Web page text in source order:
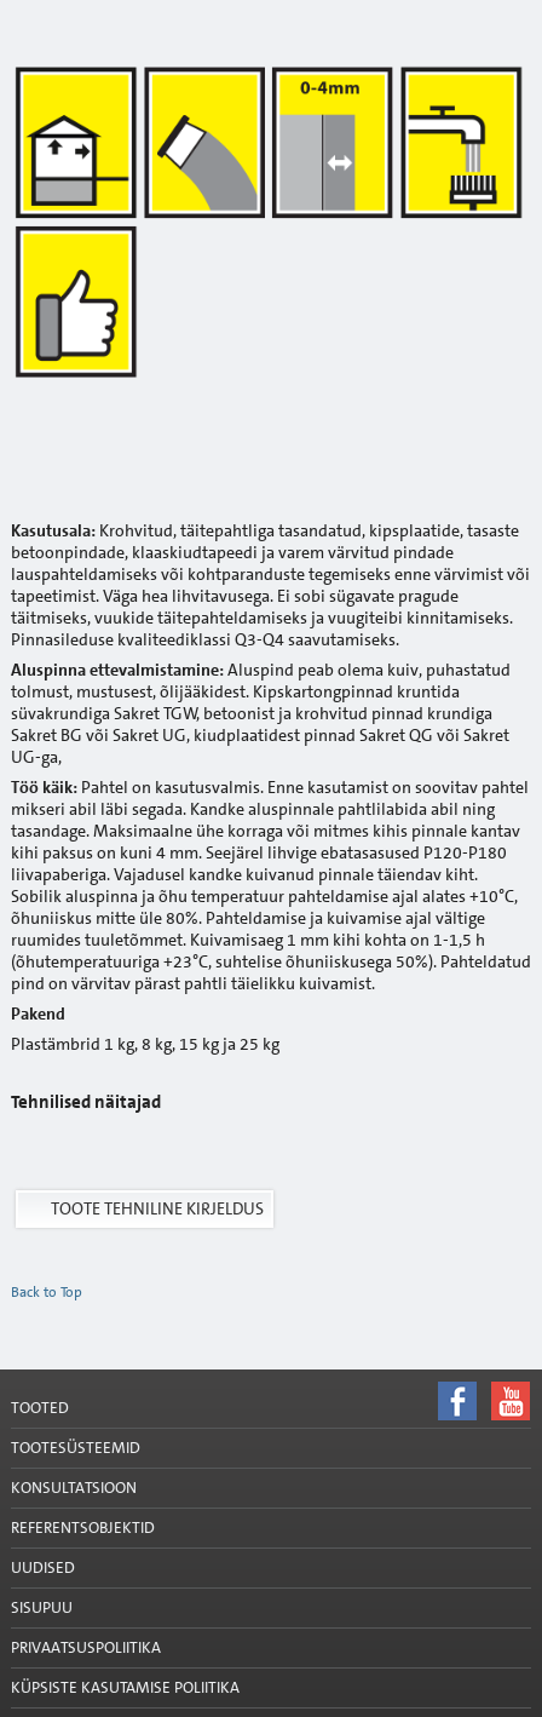
Kasutusala:Krohvitud, täitepahtliga tasandatud, kipsplaatide, tasaste
betoonpindade, klaaskiudtapeedi ja varem värvitud pindade
lauspahteldamiseks või kohtparanduste tegemiseks enne värvimist või
tapeetimist. Väga hea lihvitavusega. Ei sobi sügavate pragude
täitmiseks, vuukide täitepahteldamiseks ja vuugiteibi kinnitamiseks.
Pinnasileduse kvaliteediklassi Q3-Q4 saavutamiseks.
Aluspinna ettevalmistamine:Aluspind peab olema kuiv, puhastatud
tolmust, mustusest, õlijääkidest. Kipskartongpinnad kruntida
süvakrundiga Sakret TGW, betoonist ja krohvitud pinnad krundiga
Sakret BG või Sakret UG, kiudplaatidest pinnad Sakret QG või Sakret
UG-ga,
Töö käik:Pahtel on kasutusvalmis. Enne kasutamist on soovitav pahtel
mikseri abil läbi segada. Kandke aluspinnale pahtlilabida abil ning
tasandage. Maksimaalne ühe korraga või mitmes kihis pinnale kantav
kihi paksus on kuni 4 mm. Seejärel lihvige ebatasasused P120-P180
liivapaberiga. Vajadusel kandke kuivanud pinnale täiendav kiht.
Sobilik aluspinna ja õhu temperatuur pahteldamise ajal alates +10°C,
õhuniiskus mitte üle 80%. Pahteldamise ja kuivamise ajal vältige
ruumides tuuletõmmet. Kuivamisaeg 1 mm kihi kohta on 1-1,5 h
(õhutemperatuuriga +23°C, suhtelise õhuniiskusega 50%). Pahteldatud
pind on värvitav pärast pahtli täielikku kuivamist.
Pakend
Plastämbrid 1 kg, 8 kg, 15 kg ja 25 kg
Tehnilised näitajad
TOOTE TEHNILINE KIRJELDUS
Back to Top
TOOTED
TOOTESÜSTEEMID
KONSULTATSIOON
REFERENTSOBJEKTID
UUDISED
SISUPUU
PRIVAATSUSPOLIITIKA
KÜPSISTE KASUTAMISE POLIITIKA